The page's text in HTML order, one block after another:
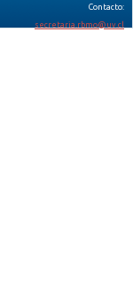
Contacto:
secretaria.rbmo@uv.cl